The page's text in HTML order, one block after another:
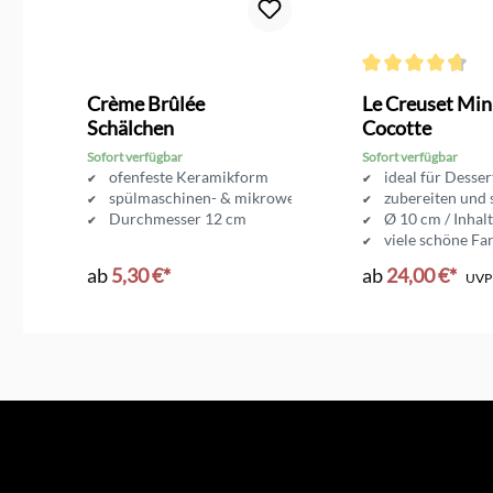
Crème Brûlée
Schälchen
Sofort verfügbar
ofenfeste Keramikform
spülmaschinen- & mikrowellenfest
Durchmesser 12 cm
ab5,30 €*
Le Creuset
Cocotte
Sofort verfügbar
ideal für
zubereiten und
Ø 10 cm /
viele schöne
ab24,00 €* UVP